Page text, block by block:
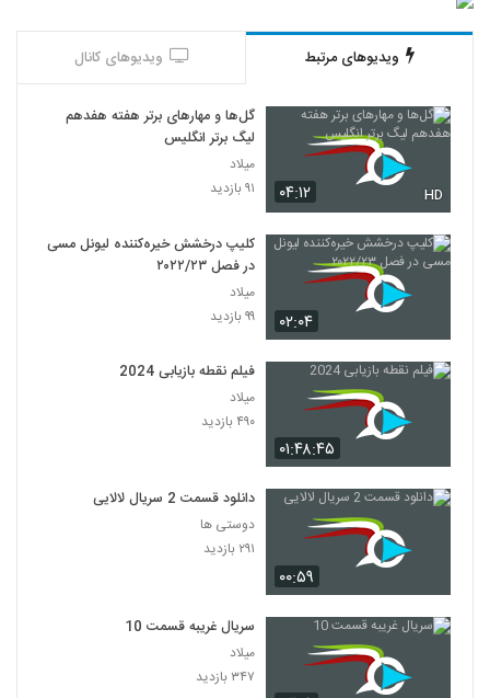
ویدیوهای مرتبط ویدیوهای کانال
۰۴:۱۲ HD
گل‌ها و مهارهای برتر هفته هفدهم
لیگ برتر انگلیس
میلاد
۹۱ بازدید
۰۲:۰۴
کلیپ درخشش خیره‌کننده لیونل مسی
در فصل ۲۰۲۲/۲۳
میلاد
۹۹ بازدید
۰۱:۴۸:۴۵
فیلم نقطه بازیابی 2024
میلاد
۴۹۰ بازدید
۰۰:۵۹
دانلود قسمت 2 سریال لالایی
دوستی ها
۲۹۱ بازدید
سریال غریبه قسمت 10
میلاد
۳۴۷ بازدید